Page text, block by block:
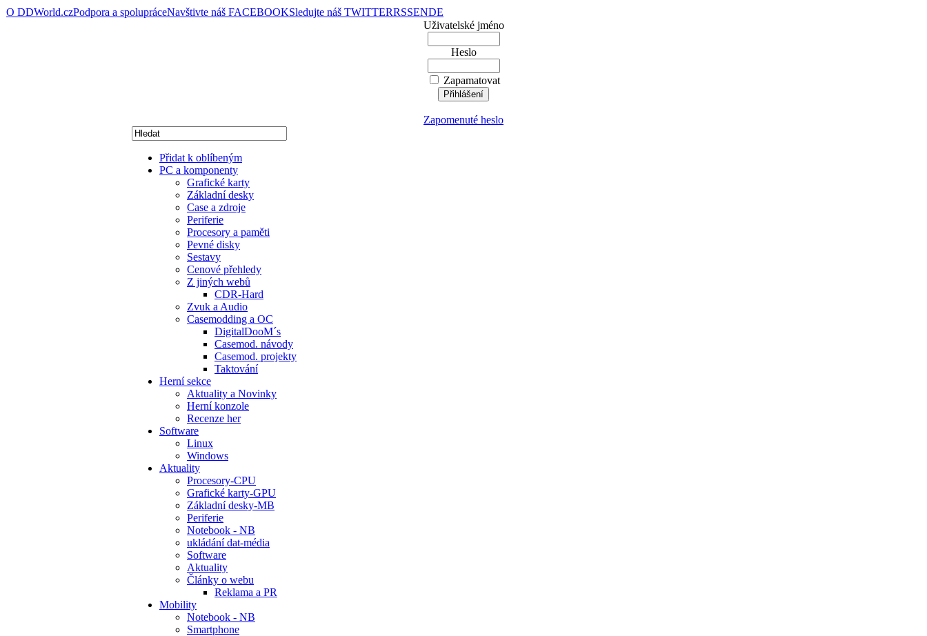
O DDWorld.czPodpora a spolupráceNavštivte náš FACEBOOKSledujte náš TWITTERRSSENDE
Uživatelské jméno
Heslo
Zapamatovat
Zapomenuté heslo
Přidat k oblíbeným
PC a komponenty
Grafické karty
Základní desky
Case a zdroje
Periferie
Procesory a paměti
Pevné disky
Sestavy
Cenové přehledy
Z jiných webů
CDR-Hard
Zvuk a Audio
Casemodding a OC
DigitalDooM´s
Casemod. návody
Casemod. projekty
Taktování
Herní sekce
Aktuality a Novinky
Herní konzole
Recenze her
Software
Linux
Windows
Aktuality
Procesory-CPU
Grafické karty-GPU
Základní desky-MB
Periferie
Notebook - NB
ukládání dat-média
Software
Aktuality
Články o webu
Reklama a PR
Mobility
Notebook - NB
Smartphone